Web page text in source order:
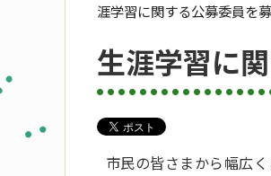
涯学習に関する公募委員を
生涯学習に
市民の皆さまから幅広